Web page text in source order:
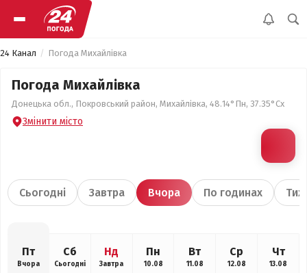
24 Канал Погода Михайлівка
Погода Михайлівка
Донецька обл., Покровський район, Михайлівка, 48.14°Пн, 37.35°Сх
Змінити місто
Сьогодні Завтра Вчора По годинах
Пт
Вчора
Сб
Сьогодні
Нд
Завтра
Пн
10.08
Вт
11.08
Ср
12.08
Чт
13.08